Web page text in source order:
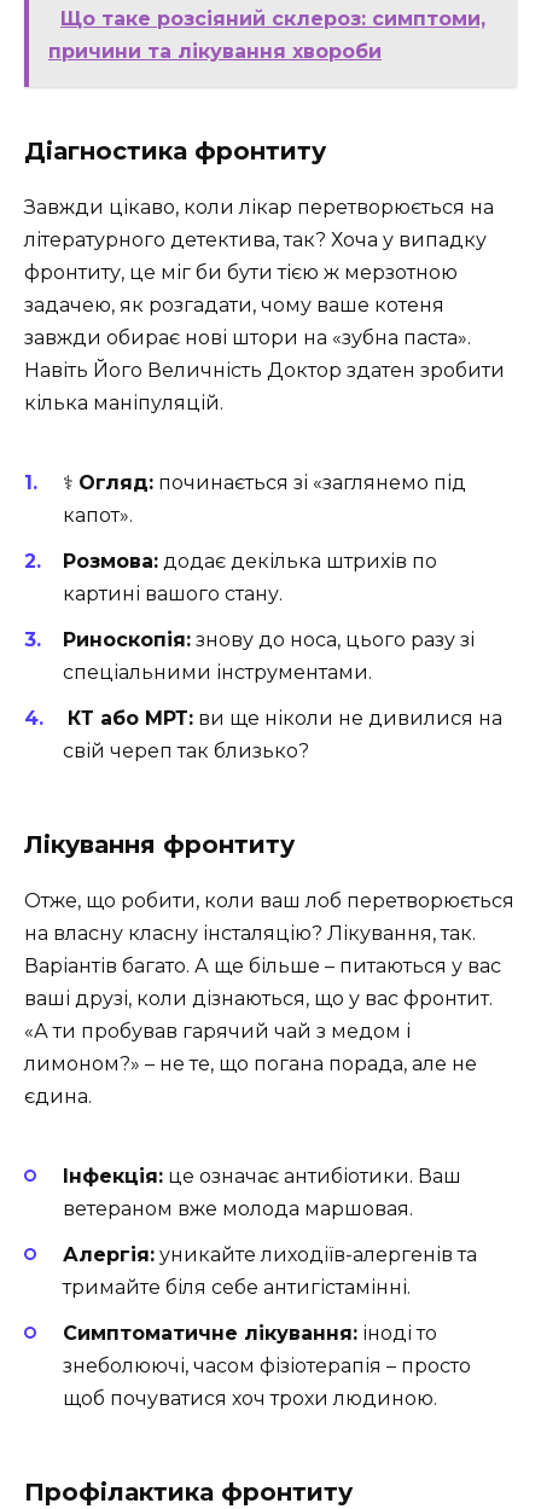
Що таке розсіяний склероз: симптоми,
причини та лікування хвороби
Діагностика фронтиту
Завжди цікаво, коли лікар перетворюється на
літературного детектива, так? Хоча у випадку
фронтиту, це міг би бути тією ж мерзотною
задачею, як розгадати, чому ваше котеня
завжди обирає нові штори на «зубна паста».
Навіть Його Величність Доктор здатен зробити
кілька маніпуляцій.
‍⚕️ Огляд: починається зі «заглянемо під
капот».
Розмова: додає декілька штрихів по
картині вашого стану.
Риноскопія: знову до носа, цього разу зі
спеціальними інструментами.
КТ або МРТ: ви ще ніколи не дивилися на
свій череп так близько?
Лікування фронтиту
Отже, що робити, коли ваш лоб перетворюється
на власну класну інсталяцію? Лікування, так.
Варіантів багато. А ще більше – питаються у вас
ваші друзі, коли дізнаються, що у вас фронтит.
«А ти пробував гарячий чай з медом і
лимоном?» – не те, що погана порада, але не
єдина.
Інфекція: це означає антибіотики. Ваш
ветераном вже молода маршовая.
Алергія: уникайте лиходіїв-алергенів та
тримайте біля себе антигістамінні.
Симптоматичне лікування: іноді то
знеболюючі, часом фізіотерапія – просто
щоб почуватися хоч трохи людиною.
Профілактика фронтиту